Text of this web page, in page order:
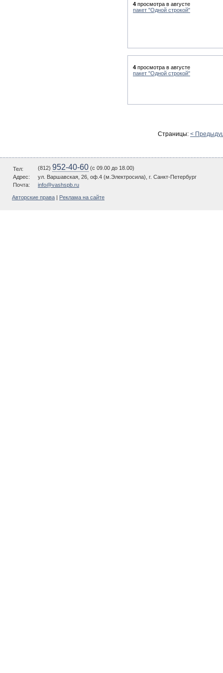
4 просмотра в августе
пакет "Одной строкой"
4 просмотра в августе
пакет "Одной строкой"
Страницы: <
Тел: (812) 952-40-60 (c 09.00 до 18.00)
Адрес:
ул. Варшавская, 26, оф.4 (м.Электросила), г. Санкт-Петербург
Почта:
info@vashspb.ru
Авторские права Реклама на сайте